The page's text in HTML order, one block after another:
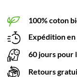
100% coton
Expédition en
60 jours pour
Retours